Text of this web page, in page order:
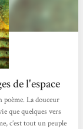
de l'espace
poème. La douceur
que quelques vers
c’est tout un peuple